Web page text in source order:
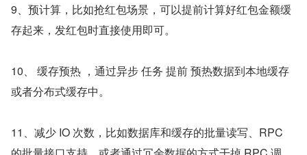
9、预计算，比如抢红包场景，可以提前计算好红包金额缓
存起来，发红包时直接使用即可。
10、 缓存预热 ，通过异步 任务 提前 预热数据到本地缓存
或者分布式缓存中。
11、减少 IO 次数，比如数据库和缓存的批量读写、RPC